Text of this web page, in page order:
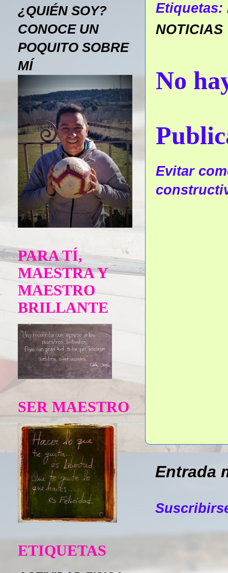
Etiquetas:
NOTICIAS
No
Evitar
Entrada
¿QUIÉN SOY?
CONOCE UN
POQUITO SOBRE
MÍ
PARA TÍ,
MAESTRA Y
MAESTRO
BRILLANTE
SER MAESTRO
ETIQUETAS